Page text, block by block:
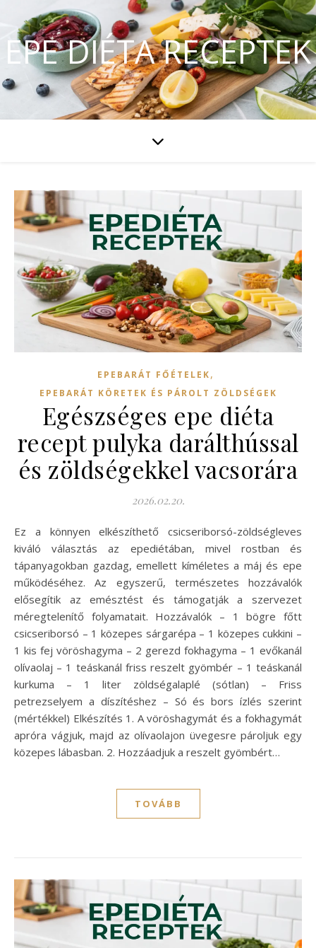
EPE DIÉTA RECEPTEK
EPEBARÁT FŐÉTELEK,
EPEBARÁT KÖRETEK ÉS PÁROLT ZÖLDSÉGEK
Egészséges epe diéta
recept pulyka darálthússal
és zöldségekkel vacsorára
2026.02.20.
Ez a könnyen elkészíthető csicseriborsó-zöldségleves
kiváló választás az epediétában, mivel rostban és
tápanyagokban gazdag, emellett kíméletes a máj és epe
működéséhez. Az egyszerű, természetes hozzávalók
elősegítik az emésztést és támogatják a szervezet
méregtelenítő folyamatait. Hozzávalók – 1 bögre főtt
csicseriborsó – 1 közepes sárgarépa – 1 közepes cukkini –
1 kis fej vöröshagyma – 2 gerezd fokhagyma – 1 evőkanál
olívaolaj – 1 teáskanál friss reszelt gyömbér – 1 teáskanál
kurkuma – 1 liter zöldségalaplé (sótlan) – Friss
petrezselyem a díszítéshez – Só és bors ízlés szerint
(mértékkel) Elkészítés 1. A vöröshagymát és a fokhagymát
apróra vágjuk, majd az olívaolajon üvegesre pároljuk egy
közepes lábasban. 2. Hozzáadjuk a reszelt gyömbért…
TOVÁBB